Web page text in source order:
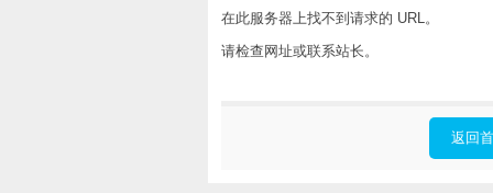
在此服务器上找不到请求的 URL。
请检查网址或联系站长。
返回